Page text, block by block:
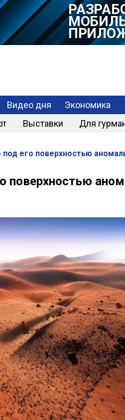
Видео дня Экономика
Выставки Для
его поверхностью
поверхностью